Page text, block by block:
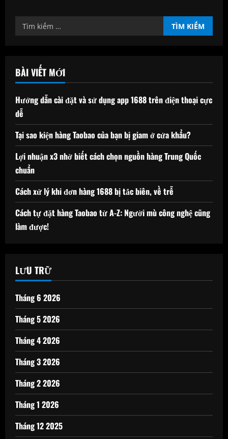
Tìm
kiếm
BÀI VIẾT MỚI
Hướng dẫn cài đặt và sử dụng app 1688 trên điện thoại cực
dễ
Tại sao kiện hàng Taobao của bạn bị giam ở cửa khẩu?
Lợi nhuận x3 nhờ biết cách chọn nguồn hàng Trung Quốc
chuẩn
Cách xử lý khi đơn hàng 1688 bị tắc biên, về trễ
Cách tự đặt hàng Taobao từ A-Z: Người mù công nghệ cũng
làm được!
LƯU TRỮ
Tháng 6 2026
Tháng 5 2026
Tháng 4 2026
Tháng 3 2026
Tháng 2 2026
Tháng 1 2026
Tháng 12 2025